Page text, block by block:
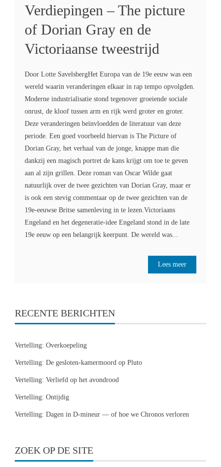
Verdiepingen – The picture
of Dorian Gray en de
Victoriaanse tweestrijd
Door Lotte SavelsbergHet Europa van de 19e eeuw was een
wereld waarin veranderingen elkaar in rap tempo opvolgden.
Moderne industrialisatie stond tegenover groeiende sociale
onrust, de kloof tussen arm en rijk werd groter en groter.
Deze veranderingen beïnvloedden de literatuur van deze
periode. Een goed voorbeeld hiervan is The Picture of
Dorian Gray, het verhaal van de jonge, knappe man die
dankzij een magisch portret de kans krijgt om toe te geven
aan al zijn grillen. Deze roman van Oscar Wilde gaat
natuurlijk over de twee gezichten van Dorian Gray, maar er
is ook een stevig commentaar op de twee gezichten van de
19e-eeuwse Britse samenleving in te lezen.Victoriaans
Engeland en het degeneratie-idee Engeland stond in de late
19e eeuw op een belangrijk keerpunt. De wereld was...
Lees meer
RECENTE BERICHTEN
Vertelling: Overkoepeling
Vertelling: De gesloten-kamermoord op Pluto
Vertelling: Verliefd op het avondrood
Vertelling: Ontijdig
Vertelling: Dagen in D-mineur — of hoe we Chronos verloren
ZOEK OP DE SITE